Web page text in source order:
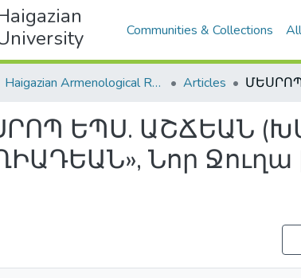
Communities & Collections
Haigazian Armenological Review Articles
ԵՊՍ. ԱՇՃԵԱՆ
Նոր Ջուղա